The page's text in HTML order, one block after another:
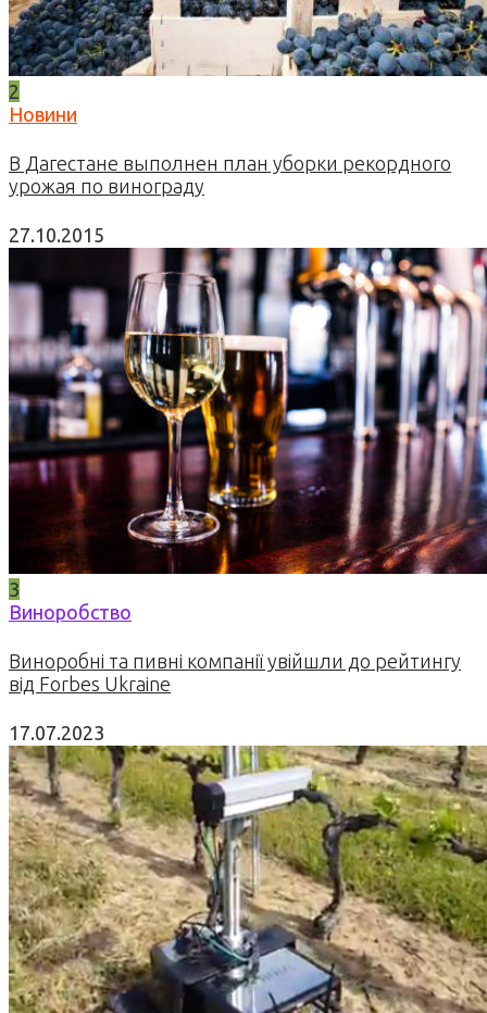
2
Новини
В Дагестане выполнен план уборки рекордного
урожая по винограду
27.10.2015
3
Виноробство
Виноробні та пивні компанії увійшли до рейтингу
від Forbes Ukraine
17.07.2023